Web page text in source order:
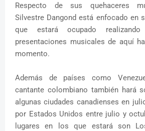
Respecto de sus quehaceres
Silvestre Dangond está enfocado en
que estará ocupado
presentaciones musicales de aquí
momento.
Además de países como
cantante colombiano también hará
algunas ciudades canadienses en
por Estados Unidos entre julio y
lugares en los que estará son